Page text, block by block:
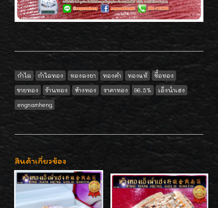
กำไล กำไลทอง ทองลงยา ทองคำ ทองแท้
ซื้อทอง
ขายทอง
ร้านทอง ห้างทอง ราคาทอง 96.5%
เอ็งน่ำเฮง
engnamheng
สินค้าเกี่ยวข้อง